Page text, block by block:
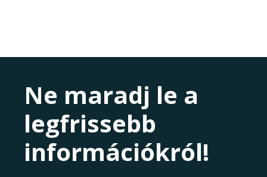
Ne maradj le a
legfrissebb
információkról!